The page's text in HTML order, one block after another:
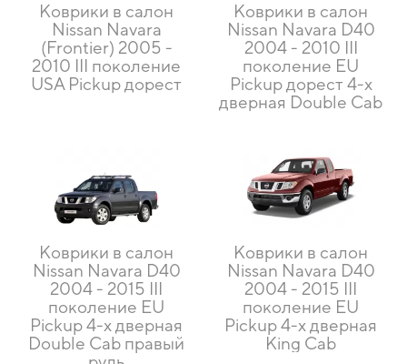
Коврики в салон
Nissan Navara
(Frontier) 2005 -
2010 III поколение
USA Pickup дорест
Коврики в салон
Nissan Navara D40
2004 - 2010 III
поколение EU
Pickup дорест 4-х
дверная Double Cab
Коврики в салон
Nissan Navara D40
2004 - 2015 III
поколение EU
Pickup 4-х дверная
Double Cab правый
Коврики в салон
Nissan Navara D40
2004 - 2015 III
поколение EU
Pickup 4-х дверная
King Cab